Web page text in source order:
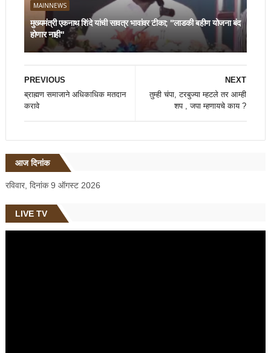
MAINNEWS
मुख्यमंत्री एकनाथ शिंदे यांची सावत्र भावांवर टीका; "लाडकी बहीण योजना बंद
होणार नाही"
NEXT
तुम्ही चंपा, टरबुज्या म्हटले तर आम्ही
शप , जपा म्हणायचे काय ?
PREVIOUS
ब्राह्मण समाजाने अधिकाधिक मतदान
करावे
आज दिनांक
रविवार, दिनांक 9 ऑगस्ट 2026
LIVE TV